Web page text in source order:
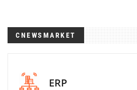
CNEWSMARKET
ERP